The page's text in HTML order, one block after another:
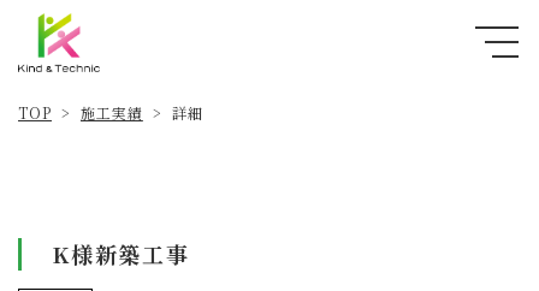
TOP > 施工実績 > 詳細
K様新築工事